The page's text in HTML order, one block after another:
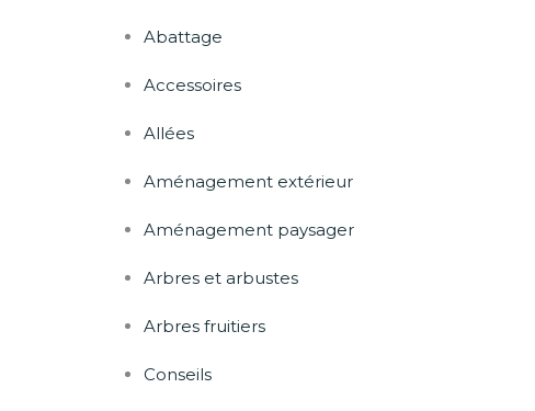
Abattage
Accessoires
Allées
Aménagement extérieur
Aménagement paysager
Arbres et arbustes
Arbres fruitiers
Conseils